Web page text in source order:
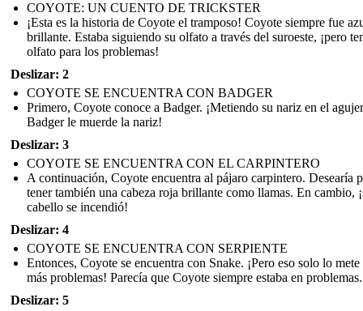
COYOTE: UN CUENTO DE TRICKSTER
¡Esta es la historia de Coyote el tramposo! Coyote siempre fue
brillante. Estaba siguiendo su olfato a través del suroeste, ¡pero
olfato para los problemas!
Deslizar: 2
COYOTE SE ENCUENTRA CON BADGER
Primero, Coyote conoce a Badger. ¡Metiendo su nariz en el
Badger le muerde la nariz!
Deslizar: 3
COYOTE SE ENCUENTRA CON EL CARPINTERO
A continuación, Coyote encuentra al pájaro carpintero. Desearía
tener también una cabeza roja brillante como llamas. En cambio,
cabello se incendió!
Deslizar: 4
COYOTE SE ENCUENTRA CON SERPIENTE
Entonces, Coyote se encuentra con Snake. ¡Pero eso solo lo mete
más problemas! Parecía que Coyote siempre estaba en problemas.
Deslizar: 5